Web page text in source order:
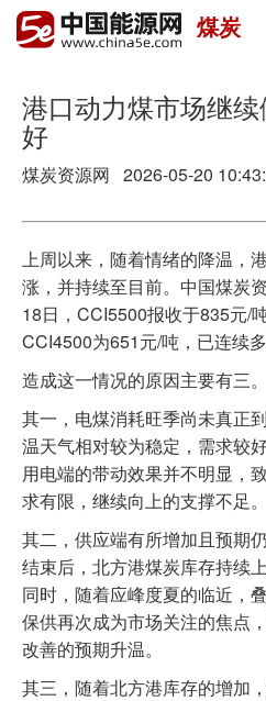
首页
政策
电力
新
节
煤炭
港口动力煤市场继
好
煤炭资源网 2026-05-20
上周以来，随着情绪的降温，
涨，并持续至目前。中国煤炭
18日，CCI5500报收于835元/
CCI4500为651元/吨，已连续多
造成这一情况的原因主要有三。
其一，电煤消耗旺季尚未真正
温天气相对较为稳定，需求较
用电端的带动效果并不明显，
求有限，继续向上的支撑不足。
其二，供应端有所增加且预期
结束后，北方港煤炭库存持续
同时，随着应峰度夏的临近，
保供再次成为市场关注的焦点
改善的预期升温。
其三，随着北方港库存的增加